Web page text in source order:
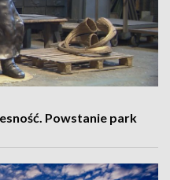
Powstanie park